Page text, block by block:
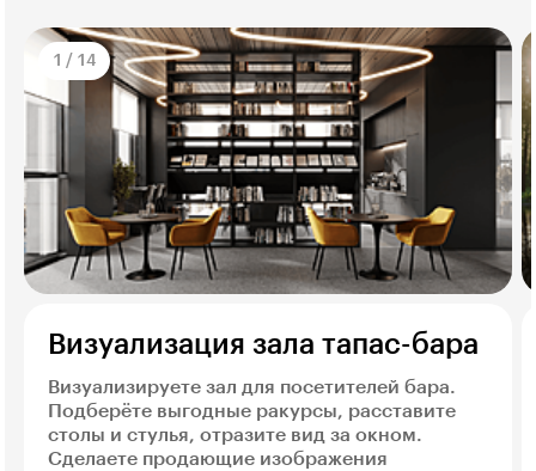
1 / 14
Визуализация зала тапас-бара
Визуализируете зал для посетителей бара.
Подберёте выгодные ракурсы, расставите
столы и стулья, отразите вид за окном.
Сделаете продающие изображения